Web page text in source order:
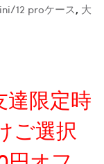
12 proケース, 大
達限定時
ご選択